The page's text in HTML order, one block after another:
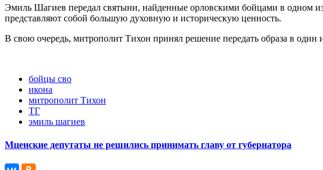
Эмиль Шагиев передал святыни, найденные орловскими бойцами в одном
представляют собой большую духовную и историческую ценность.
В свою очередь, митрополит Тихон принял решение передать образа в
бойцы сво
икона
митрополит Тихон
ТГ
эмиль шагиев
Мценские депутаты не решились принимать главу от губернатора